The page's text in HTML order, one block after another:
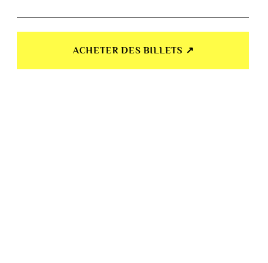
ACHETER DES BILLETS ↗︎